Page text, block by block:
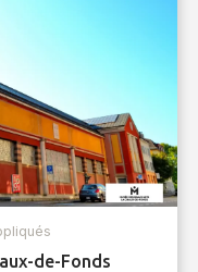
de-Fonds